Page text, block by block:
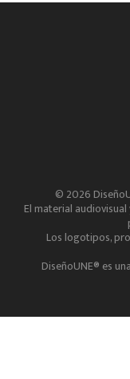
© 2026
El material
Los logotipos,
DiseñoUNE® es